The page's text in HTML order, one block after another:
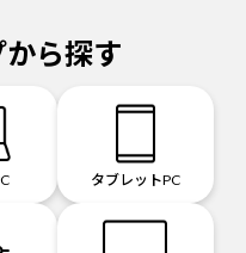
ら探す
タブレットPC